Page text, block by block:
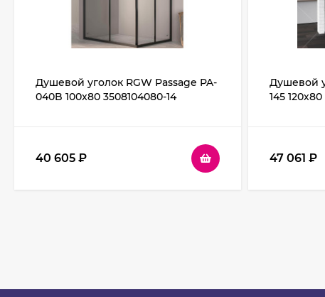
Душевой уголок RGW Passage PA-
040B 100x80 3508104080-14
40 605 ₽
Душевой
145
47 061 ₽